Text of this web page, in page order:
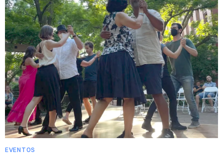
EVENTOS